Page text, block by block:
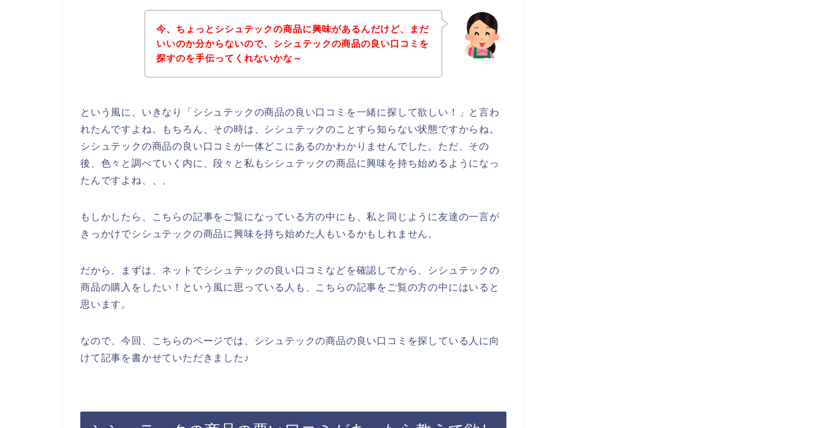
今、ちょっとシシュテックの商品に興味があるんだけど、まだ
いいのか分からないので、シシュテックの商品の良い口コミを
探すのを手伝ってくれないかな～
という風に、いきなり「シシュテックの商品の良い口コミを一緒に探して欲しい！」と言わ
れたんですよね。もちろん、その時は、シシュテックのことすら知らない状態ですからね。
シシュテックの商品の良い口コミが一体どこにあるのかわかりませんでした。ただ、その
後、色々と調べていく内に、段々と私もシシュテックの商品に興味を持ち始めるようになっ
たんですよね、、、
もしかしたら、こちらの記事をご覧になっている方の中にも、私と同じように友達の一言が
きっかけでシシュテックの商品に興味を持ち始めた人もいるかもしれません。
だから、まずは、ネットでシシュテックの良い口コミなどを確認してから、シシュテックの
商品の購入をしたい！という風に思っている人も、こちらの記事をご覧の方の中にはいると
思います。
なので、今回、こちらのページでは、シシュテックの商品の良い口コミを探している人に向
けて記事を書かせていただきました♪